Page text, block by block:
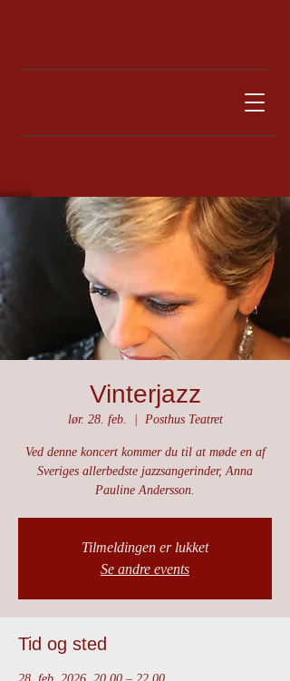
Vinterjazz
lør. 28. feb. Posthus Teatret
Ved denne koncert kommer du til at møde en af
Sveriges allerbedste jazzsangerinder, Anna
Pauline Andersson.
Tilmeldingen er lukket
Se andre events
Tid og sted